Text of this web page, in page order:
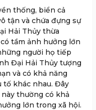
thống, biển cả
tận và chứa đựng sự
Hải Thủy thừa
tầm ảnh hưởng lớn
người họ tiếp
Đại Hải Thủy tượng
và có khả năng
tố khác nhau. Đây
thường có khả
lớn trong xã hội.